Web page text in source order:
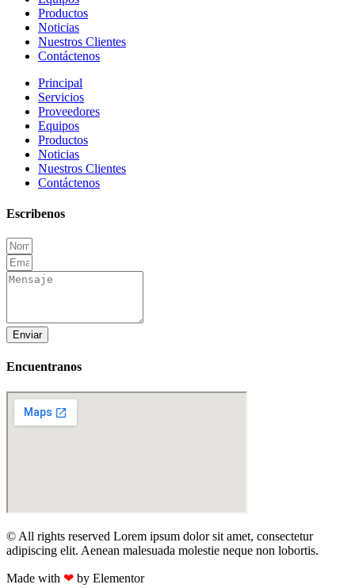
Productos
Noticias
Nuestros Clientes
Contáctenos
Principal
Servicios
Proveedores
Equipos
Productos
Noticias
Nuestros Clientes
Contáctenos
Escribenos
Enviar
Encuentranos
© All rights reserved Lorem ipsum dolor sit amet, consectetur
adipiscing elit. Aenean malesuada molestie neque non lobortis.
Made with ❤ by Elementor​​